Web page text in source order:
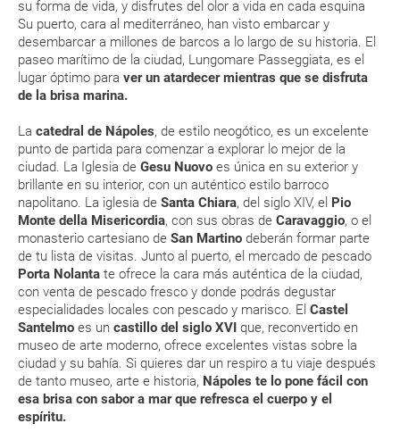
su forma de vida, y disfrutes del olor a vida en cada esquina
Su puerto, cara al mediterráneo, han visto embarcar y
desembarcar a millones de barcos a lo largo de su historia. El
paseo marítimo de la ciudad, Lungomare Passeggiata, es el
lugar óptimo para ver un atardecer mientras que se disfruta
de la brisa marina.
La catedral de Nápoles, de estilo neogótico, es un excelente
punto de partida para comenzar a explorar lo mejor de la
ciudad. La Iglesia de Gesu Nuovo es única en su exterior y
brillante en su interior, con un auténtico estilo barroco
napolitano. La iglesia de Santa Chiara, del siglo XIV, el Pio
Monte della Misericordia, con sus obras de Caravaggio, o el
monasterio cartesiano de San Martino deberán formar parte
de tu lista de visitas. Junto al puerto, el mercado de pescado
Porta Nolanta te ofrece la cara más auténtica de la ciudad,
con venta de pescado fresco y donde podrás degustar
especialidades locales con pescado y marisco. El Castel
Santelmo es un castillo del siglo XVI que, reconvertido en
museo de arte moderno, ofrece excelentes vistas sobre la
ciudad y su bahía. Si quieres dar un respiro a tu viaje después
de tanto museo, arte e historia, Nápoles te lo pone fácil con
esa brisa con sabor a mar que refresca el cuerpo y el
espíritu.
vacacional (Caribe, circuitos, tours...) te enviaremos la documentación
de tu reserva alrededor de 10 días antes de salida, la cual deberás
imprimir y llevar contigo en el viaje.
Esta documentación te será requerida en el mostrador de la compañía
aérea a la hora de realizar el check-in el día de la salida.
MODIFICACIÓN ó CANCELACIÓN ¿Puedo anular o
modificar una reserva del viaje? ¿Qué gastos puede
generar una anulación o modificación del viaje?
¿Qué caducidad debe tener mi pasaporte para ir
a...?
¿Con cuánta antelación tengo que estar en el
aeropuerto?
RESERVAR ¿Cómo puedo reservar un viaje de
paquete vacacional en la página web?
Al realizar la reserva, uno de los servicios ha